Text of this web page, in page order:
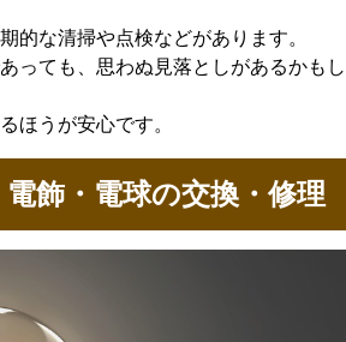
的な清掃や点検などがあります。
っても、思わぬ見落としがあるかもし
ほうが安心です。
飾・電球の交換・修理